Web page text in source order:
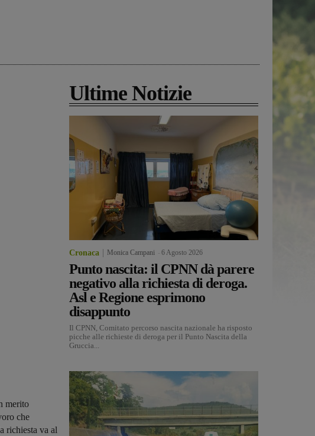
merito
che
richiesta va al
Ultime Notizie
Cronaca Monica Campani 6 Agosto 2026
Punto nascita: il CPNN dà parere
negativo alla richiesta di deroga.
Asl e Regione esprimono
disappunto
Il CPNN, Comitato percorso nascita nazionale ha risposto
picche alle richieste di deroga per il Punto Nascita della
Gruccia...